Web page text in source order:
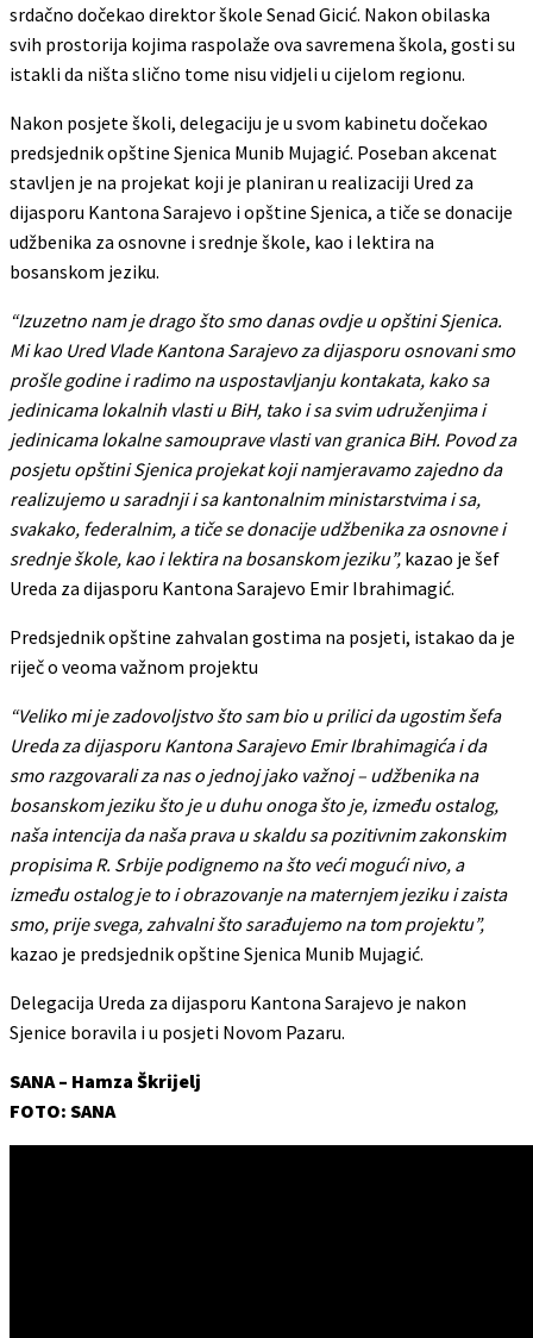
srdačno dočekao direktor škole Senad Gicić. Nakon obilaska
svih prostorija kojima raspolaže ova savremena škola, gosti su
istakli da ništa slično tome nisu vidjeli u cijelom regionu.
Nakon posjete školi, delegaciju je u svom kabinetu dočekao
predsjednik opštine Sjenica Munib Mujagić. Poseban akcenat
stavljen je na projekat koji je planiran u realizaciji Ured za
dijasporu Kantona Sarajevo i opštine Sjenica, a tiče se donacije
udžbenika za osnovne i srednje škole, kao i lektira na
bosanskom jeziku.
“Izuzetno nam je drago što smo danas ovdje u opštini Sjenica.
Mi kao Ured Vlade Kantona Sarajevo za dijasporu osnovani smo
prošle godine i radimo na uspostavljanju kontakata, kako sa
jedinicama lokalnih vlasti u BiH, tako i sa svim udruženjima i
jedinicama lokalne samouprave vlasti van granica BiH. Povod za
posjetu opštini Sjenica projekat koji namjeravamo zajedno da
realizujemo u saradnji i sa kantonalnim ministarstvima i sa,
svakako, federalnim, a tiče se donacije udžbenika za osnovne i
srednje škole, kao i lektira na bosanskom jeziku”, kazao je šef
Ureda za dijasporu Kantona Sarajevo Emir Ibrahimagić.
Predsjednik opštine zahvalan gostima na posjeti, istakao da je
riječ o veoma važnom projektu
“Veliko mi je zadovoljstvo što sam bio u prilici da ugostim šefa
Ureda za dijasporu Kantona Sarajevo Emir Ibrahimagića i da
smo razgovarali za nas o jednoj jako važnoj – udžbenika na
bosanskom jeziku što je u duhu onoga što je, između ostalog,
naša intencija da naša prava u skaldu sa pozitivnim zakonskim
propisima R. Srbije podignemo na što veći mogući nivo, a
između ostalog je to i obrazovanje na maternjem jeziku i zaista
smo, prije svega, zahvalni što sarađujemo na tom projektu”,
kazao je predsjednik opštine Sjenica Munib Mujagić.
Delegacija Ureda za dijasporu Kantona Sarajevo je nakon
Sjenice boravila i u posjeti Novom Pazaru.
SANA – Hamza Škrijelj
FOTO: SANA